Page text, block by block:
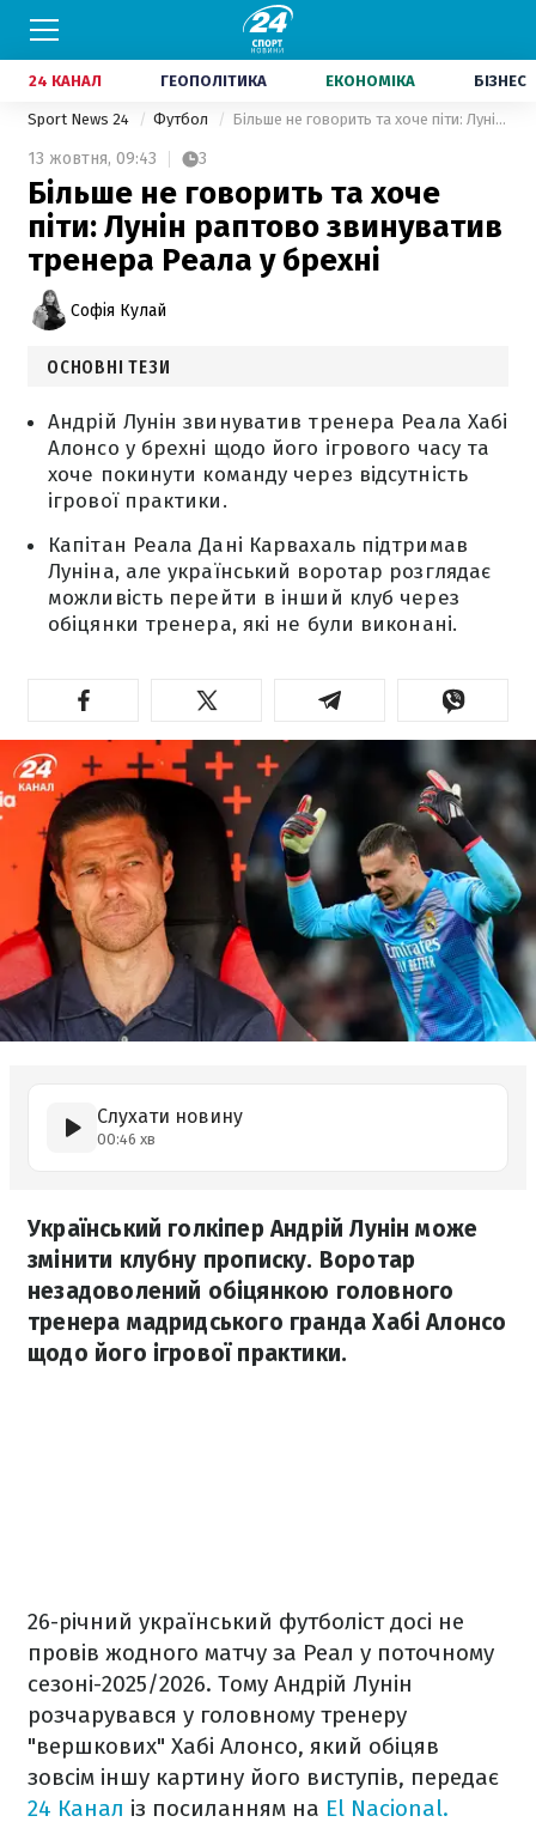
24 КАНАЛ ГЕОПОЛІТИКА ЕКОНОМІКА БІЗНЕС
Sport News 24 Футбол Більше не говорить та хоче піти: Лунін раптово звинуватив тренера Реала у брехні
13 жовтня, 09:43 3
Більше не говорить та хоче
піти: Лунін раптово звинуватив
тренера Реала у брехні
Софія Кулай
ОСНОВНІ ТЕЗИ
Андрій Лунін звинуватив тренера Реала Хабі
Алонсо у брехні щодо його ігрового часу та
хоче покинути команду через відсутність
ігрової практики.
Капітан Реала Дані Карвахаль підтримав
Луніна, але український воротар розглядає
можливість перейти в інший клуб через
обіцянки тренера, які не були виконані.
Слухати новину
00:46 хв
Український голкіпер Андрій Лунін може
змінити клубну прописку. Воротар
незадоволений обіцянкою головного
тренера мадридського гранда Хабі Алонсо
щодо його ігрової практики.
26-річний український футболіст досі не
провів жодного матчу за Реал у поточному
сезоні-2025/2026. Тому Андрій Лунін
розчарувався у головному тренеру
"вершкових" Хабі Алонсо, який обіцяв
зовсім іншу картину його виступів, передає
24 Канал із посиланням на El Nacional.